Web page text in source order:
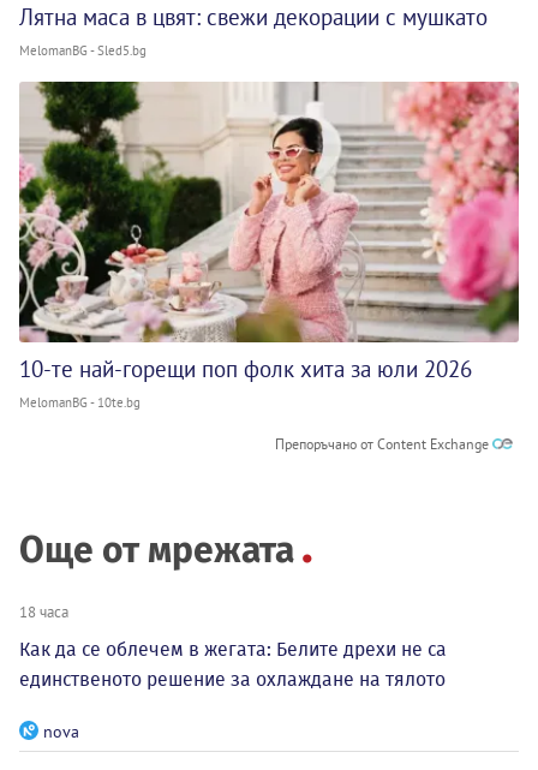
Лятна маса в цвят: свежи декорации с мушкато
MelomanBG - Sled5.bg
10-те най-горещи поп фолк хита за юли 2026
MelomanBG - 10te.bg
Препоръчано от Content Exchange
Още от мрежата
18 часа
Как да се облечем в жегата: Белите дрехи не са
единственото решение за охлаждане на тялото
nova